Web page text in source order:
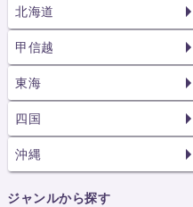
北海道
甲信越
東海
四国
沖縄
ジャンルから探す